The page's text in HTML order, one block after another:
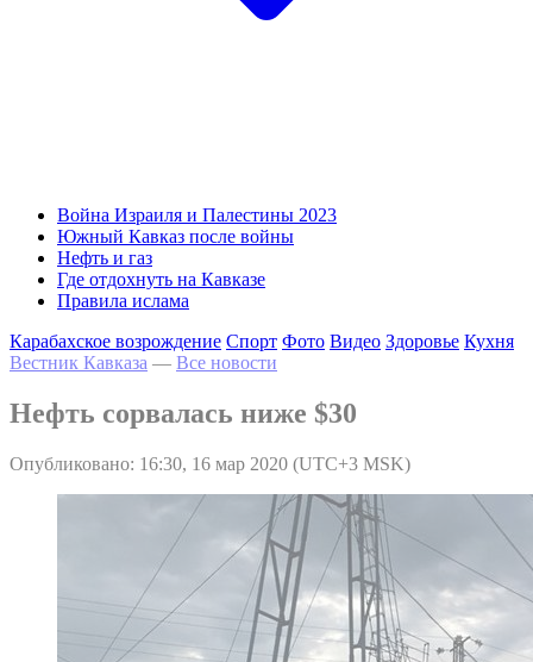
Война Израиля и Палестины 2023
Южный Кавказ после войны
Нефть и газ
Где отдохнуть на Кавказе
Правила ислама
Карабахское возрождение Спорт Фото Видео Здоровье Кухня
Вестник Кавказа — Все новости
Нефть сорвалась ниже $30
Опубликовано: 16:30, 16 мар 2020 (UTC+3 MSK)